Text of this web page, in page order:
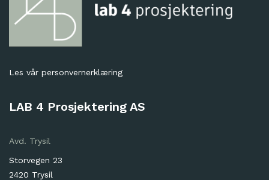
Les vår personvernerklæring
LAB 4 Prosjektering AS
Avd. Trysil
Storvegen 23
2420 Trysil